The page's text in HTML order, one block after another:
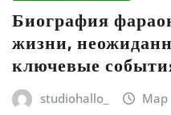
Биография
жизни,
ключевые
studiohallo_ Мар